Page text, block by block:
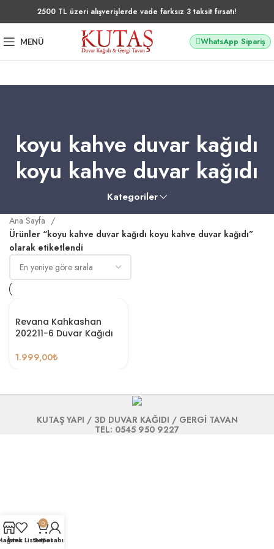
2500 TL üzeri alışverişlerde vade farksız 3 taksit fırsatı!
MENÜ WhatsApp Sipariş
koyu kahve duvar kağıdı
koyu kahve duvar kağıdı
Kategoriler
Ana Sayfa
Ürünler “koyu kahve duvar kağıdı koyu kahve duvar kağıdı”
olarak etiketlendi
Revana Kahkashan
202211-6 Duvar Kağıdı
1.999,00₺
KUTAŞ YAPI / 3D DUVAR KAĞIDI / GERGİ TAVAN
TEL: 0545 950 9227
İstek Listesi
0
Sepet
Hesabım